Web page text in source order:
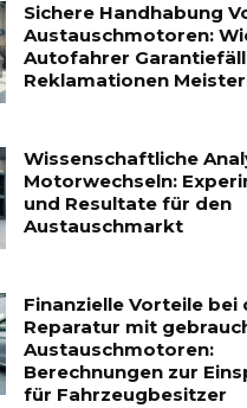
Sichere Handhabung
Austauschmotoren:
Autofahrer
Reklamationen
Wissenschaftliche
Motorwechseln:
und Resultate für den
Austauschmarkt
Finanzielle Vorteile bei
Reparatur mit
Austauschmotoren:
Berechnungen zur
für Fahrzeugbesitzer